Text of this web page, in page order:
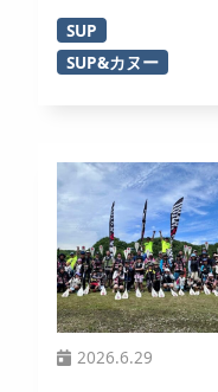
SUP
SUP&カヌー
2026.6.29